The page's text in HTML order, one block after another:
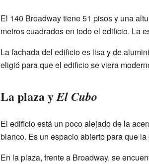
El 140 Broadway tiene 51 pisos y una
metros cuadrados en todo el edificio. La
La fachada del edificio es lisa y de
eligió para que el edificio se viera
La plaza yEl Cubo
El edificio está un poco alejado de la
blanco. Es un espacio abierto para que la
En la plaza, frente a Broadway, se